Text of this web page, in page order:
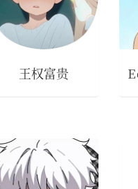
王权富贵